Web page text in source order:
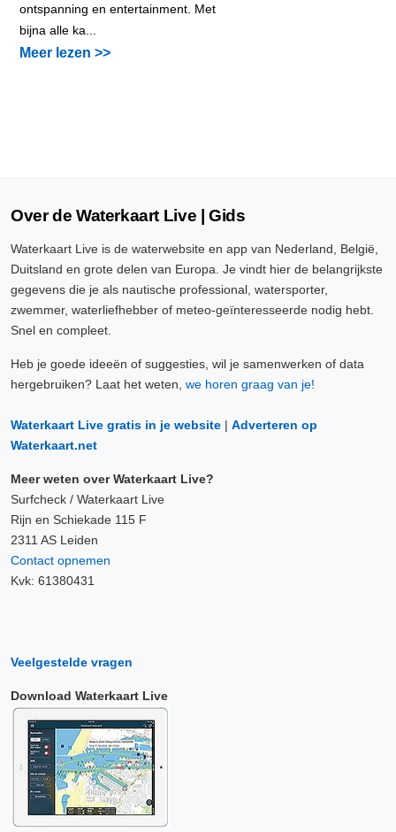
ontspanning en entertainment. Met
bijna alle ka...
Meer lezen >>
Over de Waterkaart Live | Gids
Waterkaart Live is de waterwebsite en app van Nederland, België,
Duitsland en grote delen van Europa. Je vindt hier de belangrijkste
gegevens die je als nautische professional, watersporter,
zwemmer, waterliefhebber of meteo-geïnteresseerde nodig hebt.
Snel en compleet.
Heb je goede ideeën of suggesties, wil je samenwerken of data
hergebruiken? Laat het weten, we horen graag van je!
Waterkaart Live gratis in je website | Adverteren op
Waterkaart.net
Meer weten over Waterkaart Live?
Surfcheck / Waterkaart Live
Rijn en Schiekade 115 F
2311 AS Leiden
Contact opnemen
Kvk: 61380431
Veelgestelde vragen
Download Waterkaart Live